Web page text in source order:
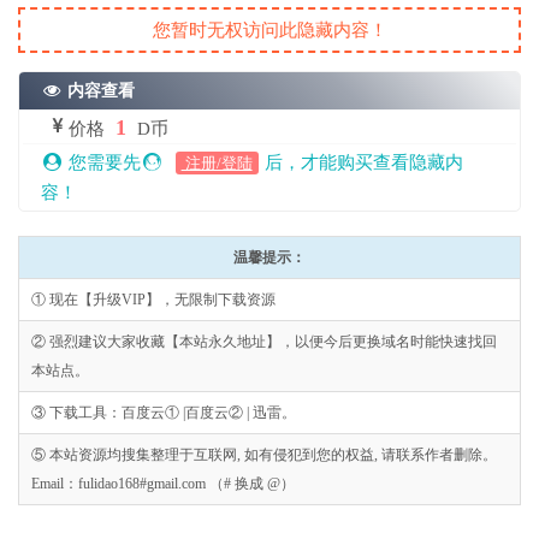
您暂时无权访问此隐藏内容！
内容查看
价格 1
D币
您需要先
注册/登陆
后，才能购买查看隐藏内
容！
温馨提示：
① 现在【升级VIP】，无限制下载资源
② 强烈建议大家收藏【本站永久地址】，以便今后更换域名时能快速找回
本站点。
③ 下载工具：百度云① |百度云② | 迅雷。
⑤ 本站资源均搜集整理于互联网, 如有侵犯到您的权益, 请联系作者删除。
Email：fulidao168#gmail.com （# 换成 @）